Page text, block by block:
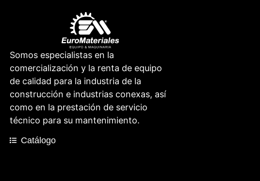
Somos especialistas en la
comercialización y la renta de equipo
de calidad para la industria de la
construcción e industrias conexas, así
como en la prestación de servicio
técnico para su mantenimiento.
Catálogo